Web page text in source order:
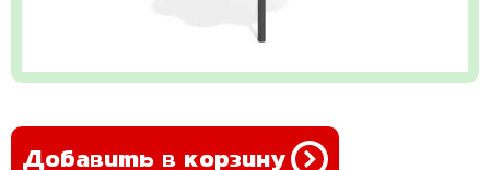
Добавить в корзину